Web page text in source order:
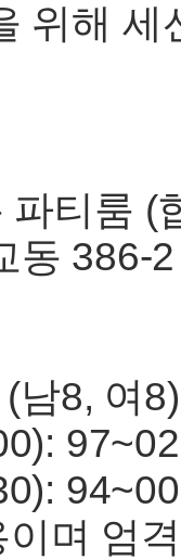
위해 세
파티룸 (
동 386-
남8, 여8)
며 엄